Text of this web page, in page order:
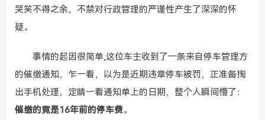
哭笑不得之余，不禁对行政管理的严谨性产生了深深的怀
疑。
事情的起因很简单,这位车主收到了一条来自停车管理方
的催缴通知，乍一看，以为是近期违章停车被罚，正准备掏
出手机处理，定睛一看通知单上的日期，整个人瞬间懵了：
催缴的竟是16年前的停车费。